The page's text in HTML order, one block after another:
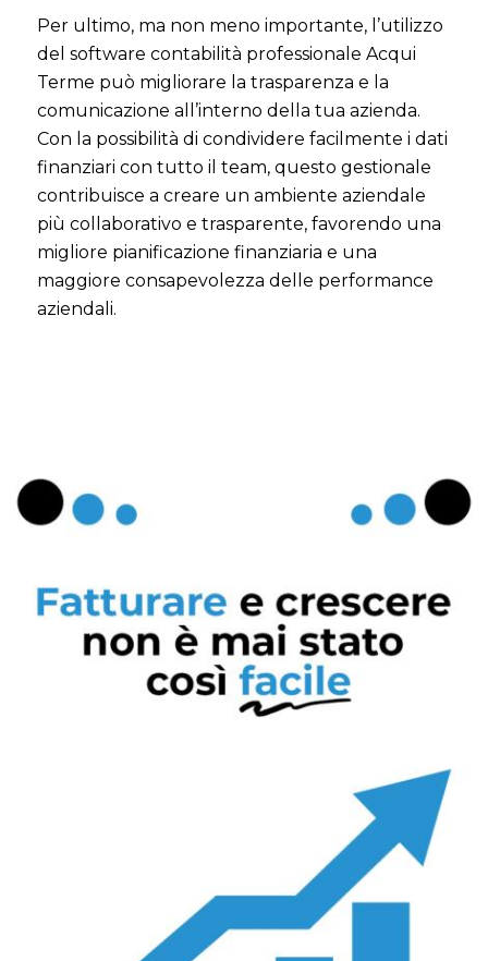
Per ultimo, ma non meno importante, l’utilizzo
del software contabilità professionale Acqui
Terme può migliorare la trasparenza e la
comunicazione all’interno della tua azienda.
Con la possibilità di condividere facilmente i dati
finanziari con tutto il team, questo gestionale
contribuisce a creare un ambiente aziendale
più collaborativo e trasparente, favorendo una
migliore pianificazione finanziaria e una
maggiore consapevolezza delle performance
aziendali.